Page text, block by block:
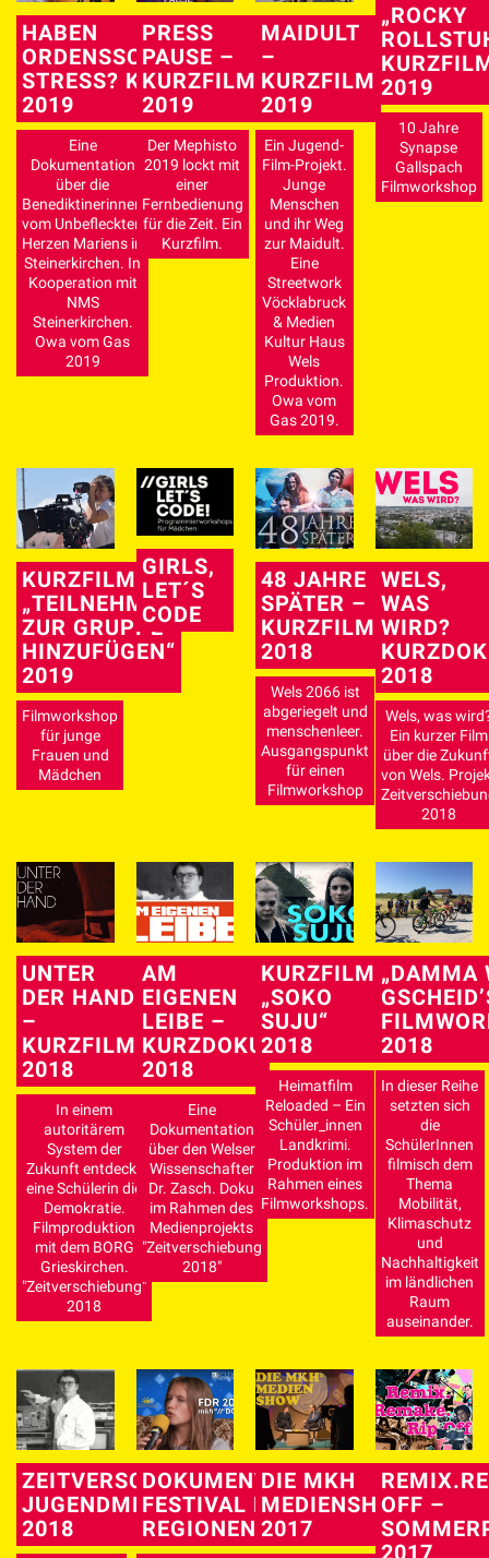
HABEN
ORDENSSCHWESTERN
STRESS? KURZDOKU
2019
Eine
Dokumentation
über die
Benediktinerinnen
vom Unbefleckten
Herzen Mariens in
Steinerkirchen. In
Kooperation mit
NMS
Steinerkirchen.
Owa vom Gas
2019
PRESS
PAUSE –
KURZFILM
2019
Der Mephisto
2019 lockt mit
einer
Fernbedienung
für die Zeit. Ein
Kurzfilm.
MAIDULT
–
KURZFILM
2019
Ein Jugend-
Film-Projekt.
Junge
Menschen
und ihr Weg
zur Maidult.
Eine
Streetwork
Vöcklabruck
& Medien
Kultur Haus
Wels
Produktion.
Owa vom
Gas 2019.
„ROCKY
2019
10 Jahre
Synapse
Gallspach
Filmworkshop
KURZFILM
„TEILNEHMER
ZUR GRUPPE
HINZUFÜGEN“
2019
Filmworkshop
für junge
Frauen und
Mädchen
GIRLS,
LET´S
CODE
48 JAHRE
SPÄTER –
KURZFILM
2018
Wels 2066 ist
abgeriegelt und
menschenleer.
Ausgangspunkt
für einen
Filmworkshop
WELS,
WAS
WIRD?
KURZDOK
2018
Wels, was
Ein kurzer Film
über die
von Wels.
2018
UNTER
DER HAND
–
KURZFILM
2018
In einem
autoritärem
System der
Zukunft entdeckt
eine Schülerin die
Demokratie.
Filmproduktion
mit dem BORG
Grieskirchen.
"Zeitverschiebung"
2018
AM
EIGENEN
LEIBE –
KURZDOKU
2018
Eine
Dokumentation
über den Welser
Wissenschafter
Dr. Zasch. Doku
im Rahmen des
Medienprojekts
"Zeitverschiebung
2018"
KURZFILM
„SOKO
SUJU“
2018
Heimatfilm
Reloaded – Ein
Schüler_innen
Landkrimi.
Produktion im
Rahmen eines
Filmworkshops.
„DAMMA
2018
In dieser Reihe
setzten sich
die
SchülerInnen
filmisch dem
Thema
Mobilität,
Klimaschutz
und
Nachhaltigkeit
im ländlichen
Raum
auseinander.
ZEITVERSCHIEBUNG –
JUGENDMEDIENPROJEKT
2018
DOKUMENTATION
FESTIVAL DER
REGIONEN 2017
DIE MKH
MEDIENSHOW
2017
OFF –
2017